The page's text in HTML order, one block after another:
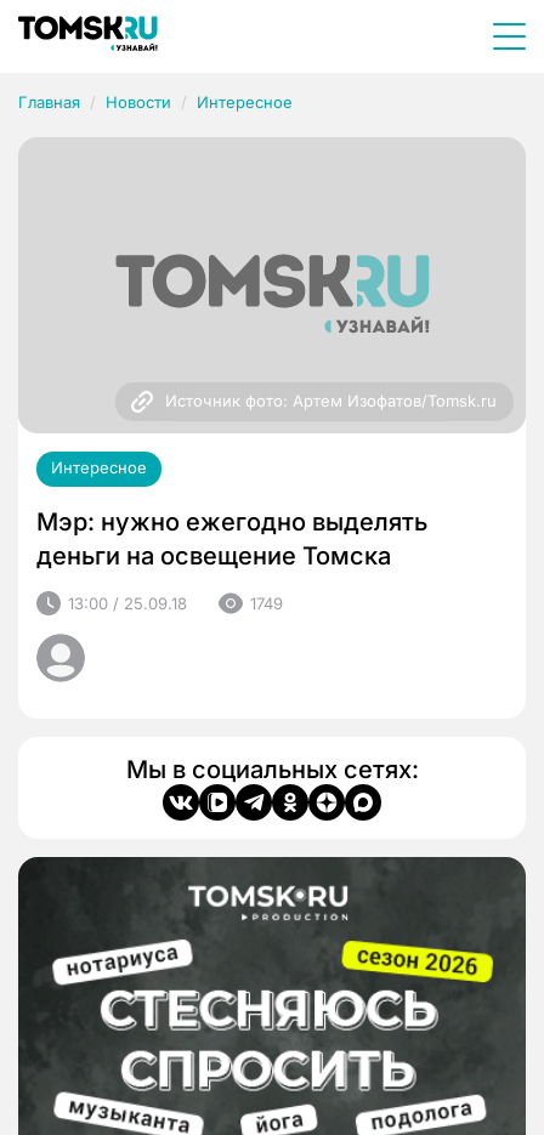
Главная Новости Интересное
Источник фото: Артем Изофатов/Tomsk.ru
Интересное
Мэр: нужно ежегодно выделять
деньги на освещение Томска
13:00 / 25.09.18 1749
Мы в социальных сетях: